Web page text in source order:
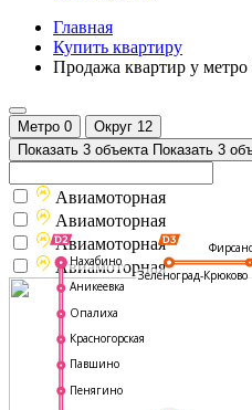
Главная
Купить квартиру
Продажа квартир у метро
Метро 0 Округ 12
Показать 3 объекта Показать 3
Нахабино
Аникеевка
Опалиха
Красногорская
Павшино
Пенягино
Зеленоград-Крюково
Авиамоторная
Авиамоторная
Авиамоторная
Авиамоторная